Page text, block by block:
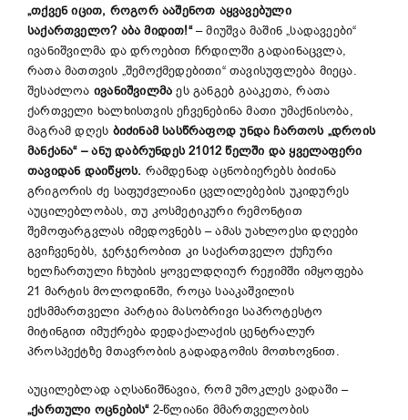
„თქვენ იცით, როგორ ააშენოთ აყვავებული
საქართველო? აბა მიდით!“– მიუშვა მაშინ „სადავეები“
ივანიშვილმა და დროებით ჩრდილში გადაინაცვლა,
რათა მათთვის „შემოქმედებითი“ თავისუფლება მიეცა.
შესაძლოა ივანიშვილმაეს განგებ გააკეთა, რათა
ქართველი ხალხისთვის ეჩვენებინა მათი უმაქნისობა,
მაგრამ დღეს ბიძინამ სასწრაფოდ უნდა ჩართოს „დროის
მანქანა“ – ანუ დაბრუნდეს 21012 წელში და ყველაფერი
თავიდან დაიწყოს. რამდენად აცნობიერებს ბიძინა
გრიგორის ძე საფუძვლიანი ცვლილებების უკიდურეს
აუცილებლობას, თუ კოსმეტიკური რემონტით
შემოფარგვლას იმედოვნებს – ამას უახლოესი დღეები
გვიჩვენებს, ჯერჯერობით კი საქართველო ქუჩური
ხელჩართული ჩხუბის ყოველდღიურ რეჟიმში იმყოფება
21 მარტის მოლოდინში, როცა სააკაშვილის
ექსმმართველი პარტია მასობრივი საპროტესტო
მიტინგით იმუქრება დედაქალაქის ცენტრალურ
პროსპექტზე მთავრობის გადადგომის მოთხოვნით.
აუცილებლად აღსანიშნავია, რომ უმოკლეს ვადაში –
„ქართული ოცნების“2-წლიანი მმართველობის